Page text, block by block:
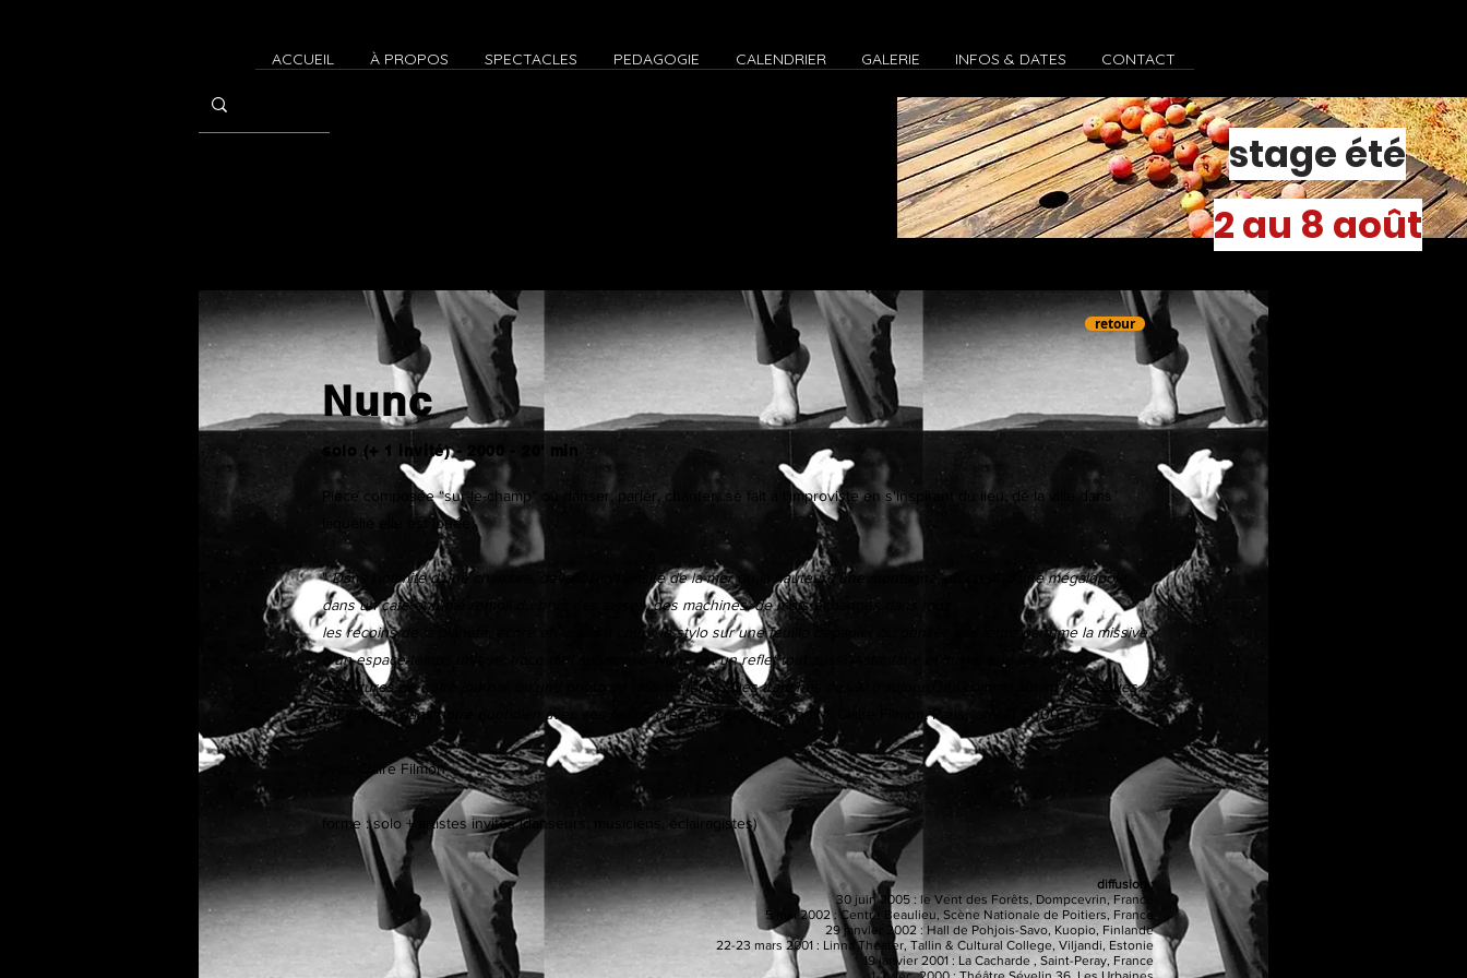
ACCUEIL À PROPOS SPECTACLES PEDAGOGIE CALENDRIER GALERIE INFOS & DATES CONTACT
stage été
2 au 8 août
retour
Nunc
solo (+ 1 invité) - 2000 - 20' min
Pièce composée “sur-le-champ” où danser, parler, chanter...se fait à l'improviste en s'inspirant du lieu, de la ville dans
laquelle elle est jouée.
"Dans l'intimité d'une chambre, devant l'immensité de la mer ou la hauteurd'une montagne, au cœur d'une mégalopole,
dans un café enfumé rempli du bruit des tasses, des machines, de mots échangés dans tous
les recoins de la planète, écrire en laissant courir le stylo sur une feuille depapier ou penser une lettre parfume la missive
d'un espace-temps unique, trace de l'éphémère. Nunc est un reflet tout aussi instantané et intime que les pages
d'écritures de notre journal, qu'une photo de “maintenant”... Des tranches de vie d'aujourd'hui comme autant de vagues
qui roulent dans notre quotidien avec ses temps creux et ses temps forts ". Claire Filmon, Paris, janvier 2000
avec Claire Filmon
forme : solo + artistes invités (danseurs, musiciens, éclairagistes)
diffusion :
30 juin 2005 : le Vent des Forêts, Dompcevrin, France
5 mai 2002 : Centre Beaulieu, Scène Nationale de Poitiers, France
29 janvier 2002 : Hall de Pohjois-Savo, Kuopio, Finlande
22-23 mars 2001 : Linna Theater, Tallin & Cultural College, Viljandi, Estonie
19 janvier 2001 : La Cacharde , Saint-Peray, France